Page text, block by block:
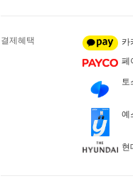
결제혜택 카
페
토
예
현